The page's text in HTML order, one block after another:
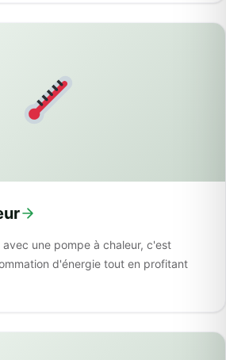
avec une pompe à chaleur, c'est
d'énergie tout en profitant